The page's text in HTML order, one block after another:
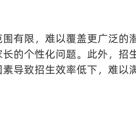
有限，难以覆盖更广泛
的个性化问题。此外，
导致招生效率低下，难以